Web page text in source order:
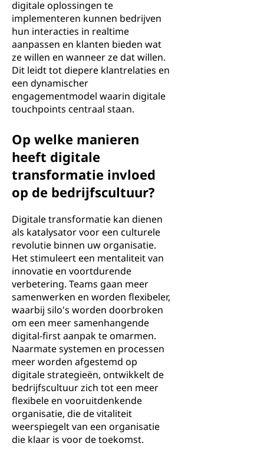
digitale oplossingen te
implementeren kunnen bedrijven
hun interacties in realtime
aanpassen en klanten bieden wat
ze willen en wanneer ze dat willen.
Dit leidt tot diepere klantrelaties en
een dynamischer
engagementmodel waarin digitale
touchpoints centraal staan.
Op welke manieren
heeft digitale
transformatie invloed
op de bedrijfscultuur?
Digitale transformatie kan dienen
als katalysator voor een culturele
revolutie binnen uw organisatie.
Het stimuleert een mentaliteit van
innovatie en voortdurende
verbetering. Teams gaan meer
samenwerken en worden flexibeler,
waarbij silo's worden doorbroken
om een meer samenhangende
digital-first aanpak te omarmen.
Naarmate systemen en processen
meer worden afgestemd op
digitale strategieën, ontwikkelt de
bedrijfscultuur zich tot een meer
flexibele en vooruitdenkende
organisatie, die de vitaliteit
weerspiegelt van een organisatie
die klaar is voor de toekomst.